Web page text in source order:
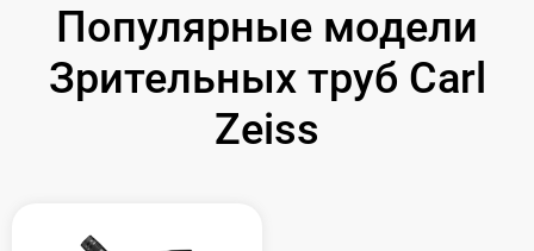
Популярные модели
Зрительных труб Carl
Zeiss